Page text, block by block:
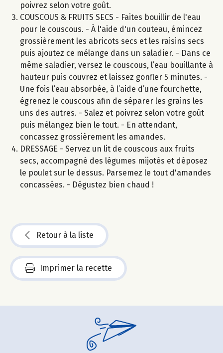
poivrez selon votre goût.
COUSCOUS & FRUITS SECS - Faites bouillir de l'eau
pour le couscous. - À l'aide d'un couteau, émincez
grossièrement les abricots secs et les raisins secs
puis ajoutez ce mélange dans un saladier. - Dans ce
même saladier, versez le couscous, l’eau bouillante à
hauteur puis couvrez et laissez gonfler 5 minutes. -
Une fois l’eau absorbée, à l’aide d’une fourchette,
égrenez le couscous afin de séparer les grains les
uns des autres. - Salez et poivrez selon votre goût
puis mélangez bien le tout. - En attendant,
concassez grossièrement les amandes.
DRESSAGE - Servez un lit de couscous aux fruits
secs, accompagné des légumes mijotés et déposez
le poulet sur le dessus. Parsemez le tout d'amandes
concassées. - Dégustez bien chaud !
Retour à la liste
Imprimer la recette